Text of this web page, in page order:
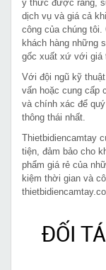
ý thức được rằng,
dịch vụ và giá cả
công của chúng
khách hàng những
gốc xuất xứ với giá
Với đội ngũ kỹ
vấn hoặc cung cấp
và chính xác để
thông thái nhất.
Thietbidiencamtay
tiện, đảm bảo cho
phẩm giá rẻ của
kiệm thời gian và
ĐỐI